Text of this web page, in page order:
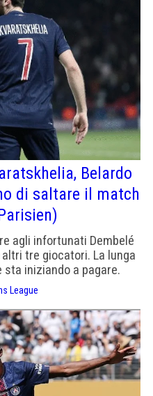
Belardo
di saltare il match
agli infortunati Dembelé
tre giocatori. La lunga
iniziando a pagare.
League